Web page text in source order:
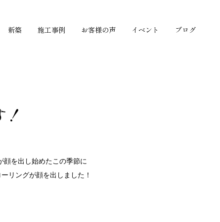
新築 施工事例 お客様の声 イベント ブログ
顔を出し始めたこの季節に
リングが顔を出しました！